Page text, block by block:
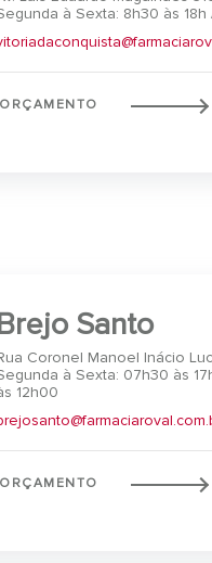
à Sexta: 8h30 às 18h
Santo
Coronel Manoel Inácio
à Sexta: 07h30 às
12h00